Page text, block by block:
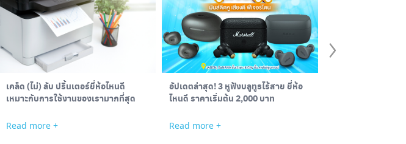
เคล็ด (ไม่) ลับ ปริ้นเตอร์ยี่ห้อไหนดี
เหมาะกับการใช้งานของเรามากที่สุด
Read more +
อัปเดตล่าสุด! 3 หูฟังบลูทูธไร้สาย ยี่ห้อ
ไหนดี ราคาเริ่มต้น 2,000 บาท
Read more +